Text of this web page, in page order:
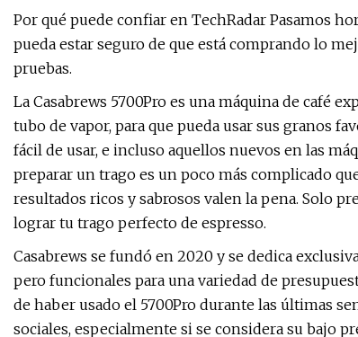
Por qué puede confiar en TechRadar Pasamos
pueda estar seguro de que está comprando lo
pruebas.
La Casabrews 5700Pro es una máquina de café
tubo de vapor, para que pueda usar sus granos
fácil de usar, e incluso aquellos nuevos en las
preparar un trago es un poco más complicado
resultados ricos y sabrosos valen la pena. Solo
lograr tu trago perfecto de espresso.
Casabrews se fundó en 2020 y se dedica
pero funcionales para una variedad de
de haber usado el 5700Pro durante las últimas
sociales, especialmente si se considera su bajo